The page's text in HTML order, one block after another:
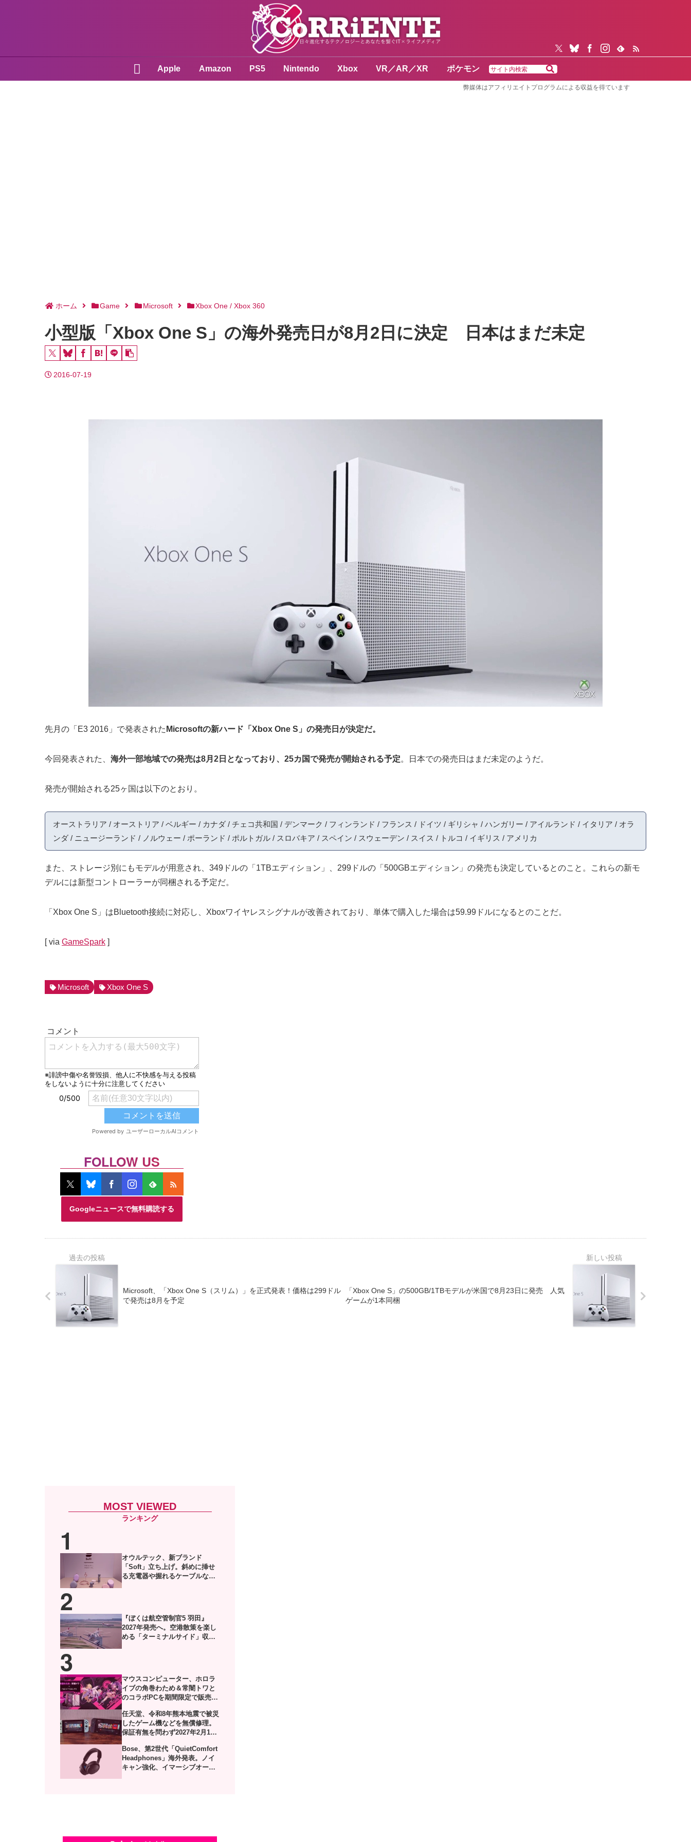
Apple Amazon PS5 Nintendo Xbox VR／AR／XR ポケモン
弊媒体はアフィリエイトプログラムによる収益を得ています
ホーム Game Microsoft Xbox One / Xbox 360
小型版「Xbox One S」の海外発売日が8月2日に決定 日本はまだ未定
2016-07-19
先月の「E3 2016」で発表された Microsoftの新ハード「Xbox One S」の発売日が決定だ。
今回発表された、 海外一部地域での発売は8月2日となっており、25カ国で発売が開始される予定。日本での発売日はまだ未定のようだ。
発売が開始される25ヶ国は以下のとおり。
オーストラリア / オーストリア / ベルギー / カナダ / チェコ共和国 / デンマーク / フィンランド / フランス / ドイツ / ギリシャ / ハンガリー / アイルランド / イタリア / オラ
ンダ / ニュージーランド / ノルウェー / ポーランド / ポルトガル / スロバキア / スペイン / スウェーデン / スイス / トルコ / イギリス / アメリカ
また、ストレージ別にもモデルが用意され、349ドルの「1TBエディション」、299ドルの「500GBエディション」の発売も決定しているとのこと。これらの新モ
デルには新型コントローラーが同梱される予定だ。
「Xbox One S」はBluetooth接続に対応し、Xboxワイヤレスシグナルが改善されており、単体で購入した場合は59.99ドルになるとのことだ。
[ via GameSpark ]
Microsoft Xbox One S
Googleニュースで無料購読する
FOLLOW US
Microsoft、「Xbox One S（スリム）」を正式発表！価格は299ドル
で発売は8月を予定
「Xbox One S」の500GB/1TBモデルが米国で8月23日に発売 人気
ゲームが1本同梱
MOST VIEWED
オウルテック、新ブランド
「Soft」立ち上げ。斜めに挿せ
る充電器や握れるケーブルなど6
『ぼくは航空管制官5 羽田』
2027年発売へ。空港散策を楽し
める「ターミナルサイド」収録
マウスコンピューター、ホロラ
イブの角巻わため＆常闇トワと
のコラボPCを期間限定で販売。
任天堂、令和8年熊本地震で被災
したゲーム機などを無償修理。
保証有無を問わず2027年2月1日
Bose、第2世代「QuietComfort
Headphones」海外発表。ノイ
キャン強化、イマーシブオーデ